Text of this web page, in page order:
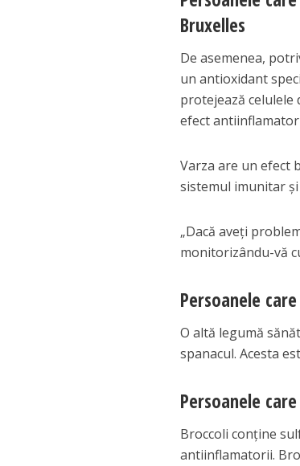
Bruxelles
De asemenea,
un antioxidant
protejează celulele
efect antiinflamator
Varza are un efect
sistemul imunitar
„Dacă aveți
monitorizându-vă
Persoanele
O altă legumă
spanacul. Acesta
Persoanele
Broccoli conține
antiinflamatorii.